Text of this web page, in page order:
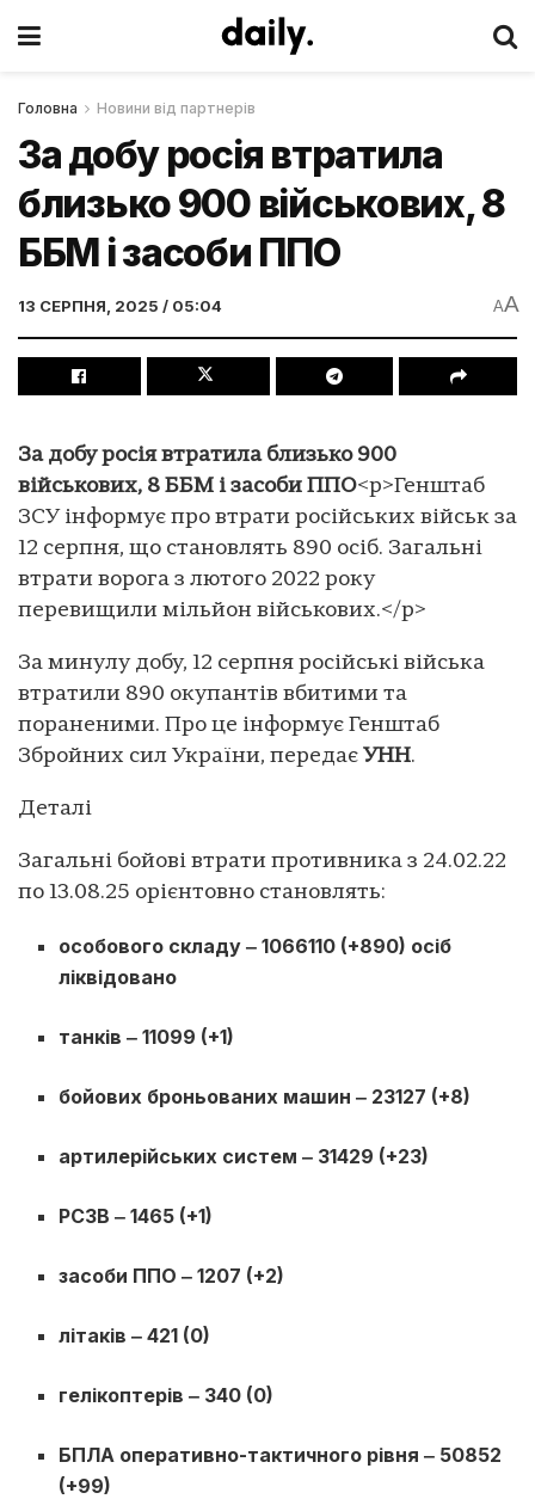
Головна Новини від партнерів
За добу росія втратила
близько 900 військових, 8
ББМ і засоби ППО
13 СЕРПНЯ, 2025 / 05:04 AA
За добу росія втратила близько 900
військових, 8 ББМ і засоби ППО<p>Генштаб
ЗСУ інформує про втрати російських військ за
12 серпня, що становлять 890 осіб. Загальні
втрати ворога з лютого 2022 року
перевищили мільйон військових.</p>
За минулу добу, 12 серпня російські війська
втратили 890 окупантів вбитими та
пораненими. Про це інформує Генштаб
Збройних сил України, передає УНН.
Деталі
Загальні бойові втрати противника з 24.02.22
по 13.08.25 орієнтовно становлять:
особового складу ‒ 1066110 (+890) осіб
ліквідовано
танків ‒ 11099 (+1)
бойових броньованих машин ‒ 23127 (+8)
артилерійських систем ‒ 31429 (+23)
РСЗВ ‒ 1465 (+1)
засоби ППО ‒ 1207 (+2)
літаків ‒ 421 (0)
гелікоптерів ‒ 340 (0)
БПЛА оперативно-тактичного рівня ‒ 50852
(+99)